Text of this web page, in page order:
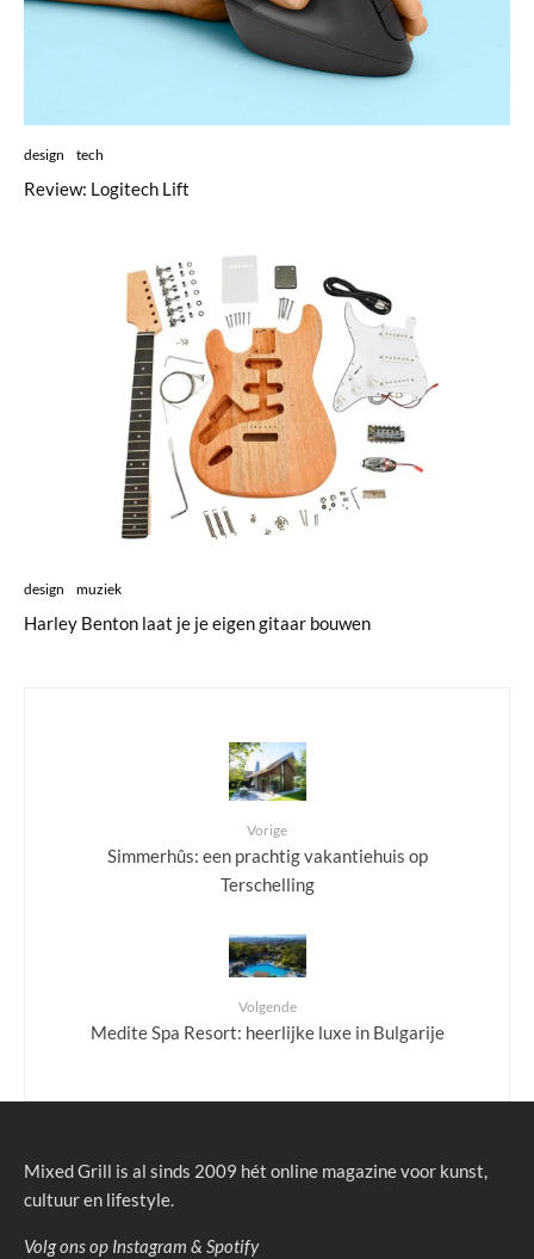
design tech
Review: Logitech Lift
design muziek
Harley Benton laat je je eigen gitaar bouwen
Vorige
Simmerhûs: een prachtig vakantiehuis op
Terschelling
Volgende
Medite Spa Resort: heerlijke luxe in Bulgarije
Mixed Grill is al sinds 2009 hét online magazine voor kunst,
cultuur en lifestyle.
Volg ons op Instagram & Spotify